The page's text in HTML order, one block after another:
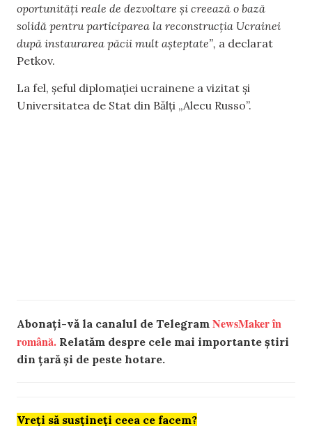
oportunități reale de dezvoltare și creează o bază
solidă pentru participarea la reconstrucția Ucrainei
după instaurarea păcii mult așteptate”, a declarat
Petkov.
La fel, șeful diplomației ucrainene a vizitat și
Universitatea de Stat din Bălți „Alecu Russo”.
Abonați-vă la canalul de Telegram NewsMaker în
română. Relatăm despre cele mai importante știri
din țară și de peste hotare.
Vreți să susțineți ceea ce facem?